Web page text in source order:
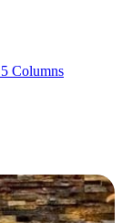
5 Columns